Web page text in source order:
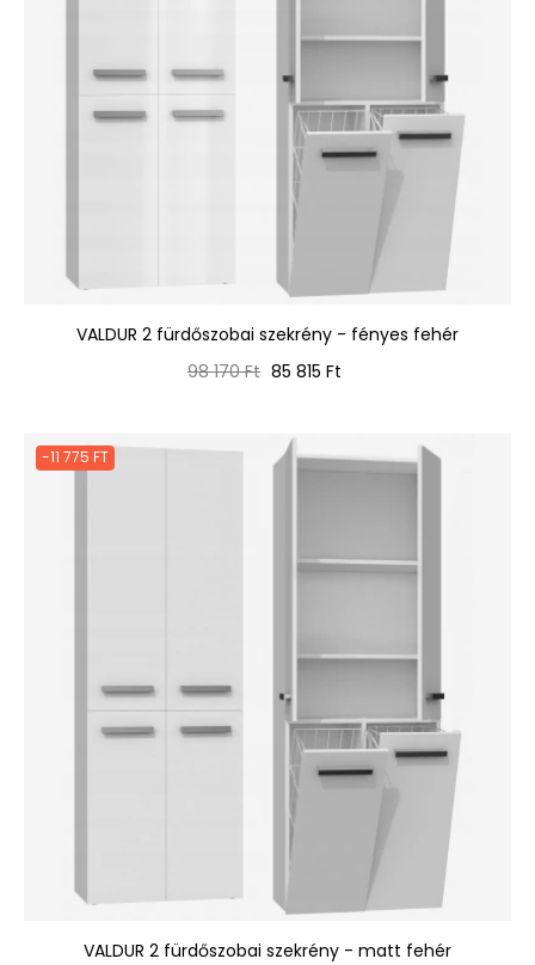
VALDUR 2 fürdőszobai szekrény - fényes fehér
Normál
98 170 Ft Ár
85 815 Ft
-11 775 FT
VALDUR 2 fürdőszobai szekrény - matt fehér